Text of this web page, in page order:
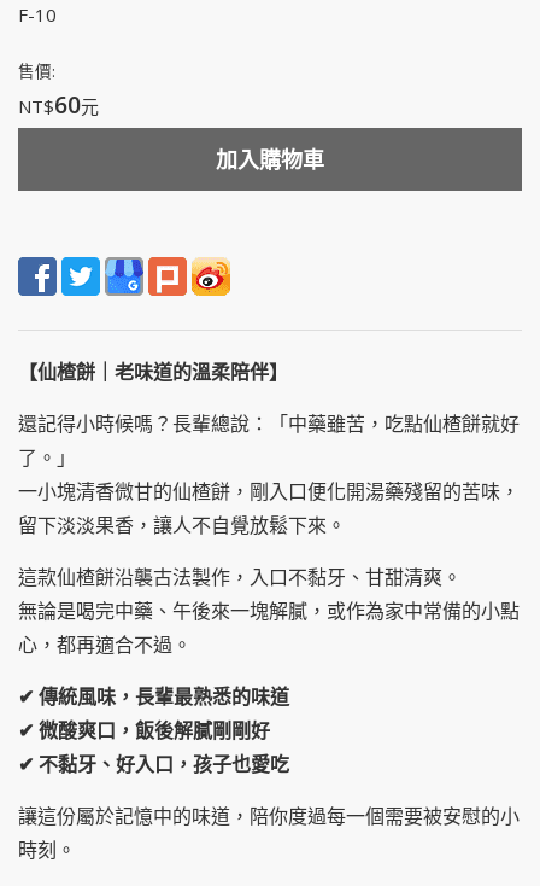
F-10
售價:
NT$60元
【仙楂餅｜老味道的溫柔陪伴】
還記得小時候嗎？長輩總說：「中藥雖苦，吃點仙楂餅就好
了。」
一小塊清香微甘的仙楂餅，剛入口便化開湯藥殘留的苦味，
留下淡淡果香，讓人不自覺放鬆下來。
這款仙楂餅沿襲古法製作，入口不黏牙、甘甜清爽。
無論是喝完中藥、午後來一塊解膩，或作為家中常備的小點
心，都再適合不過。
✔ 傳統風味，長輩最熟悉的味道
✔ 微酸爽口，飯後解膩剛剛好
✔ 不黏牙、好入口，孩子也愛吃
讓這份屬於記憶中的味道，陪你度過每一個需要被安慰的小
時刻。